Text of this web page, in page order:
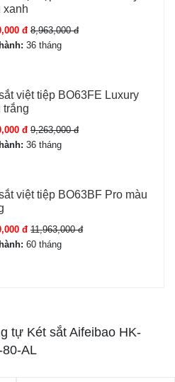
xanh
đ 8,963,000 đ
36 tháng
việt tiệp BO63FE Luxury
trắng
đ 9,263,000 đ
36 tháng
việt tiệp BO63BF Pro màu
đ 11,963,000 đ
60 tháng
tự Két sắt Aifeibao HK-
80-AL